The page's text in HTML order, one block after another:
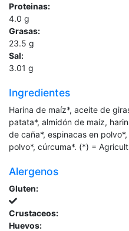
Proteinas:
4.0 g
Grasas:
23.5 g
Sal:
3.01 g
Ingredientes
Harina de maíz*, aceite de
patata*, almidón de maíz,
de caña*, espinacas en
polvo*, cúrcuma*. (*) =
Alergenos
Gluten:
Crustaceos:
Huevos: